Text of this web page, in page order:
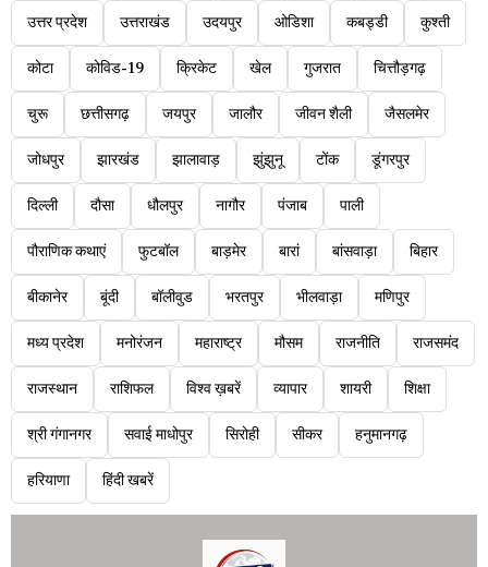
उत्तर प्रदेश उत्तराखंड उदयपुर ओडिशा कबड्डी कुश्ती
कोटा कोविड-19 क्रिकेट खेल गुजरात चित्तौड़गढ़
चुरू छत्तीसगढ़ जयपुर जालौर जीवन शैली जैसलमेर
जोधपुर झारखंड झालावाड़ झुंझुनू टोंक डूंगरपुर
दिल्ली दौसा धौलपुर नागौर पंजाब पाली
पौराणिक कथाएं फुटबॉल बाड़मेर बारां बांसवाड़ा बिहार
बीकानेर बूंदी बॉलीवुड भरतपुर भीलवाड़ा मणिपुर
मध्य प्रदेश मनोरंजन महाराष्ट्र मौसम राजनीति राजसमंद
राजस्थान राशिफल विश्व ख़बरें व्यापार शायरी शिक्षा
श्री गंगानगर सवाई माधोपुर सिरोही सीकर हनुमानगढ़
हरियाणा हिंदी खबरें